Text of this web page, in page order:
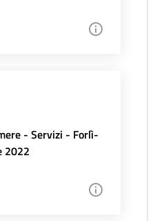
- Servizi - Forlì-
2022